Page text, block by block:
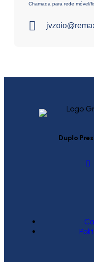
Chamada para rede móvel/
Duplo